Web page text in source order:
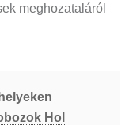
meghozataláról
Hol